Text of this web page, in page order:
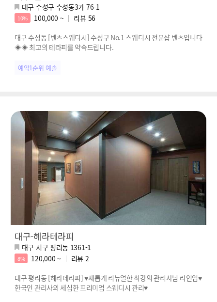
대구 수성구 수성동3가 76-1
10% 100,000 ~ 리뷰 56
대구 수성동 [벤츠스웨디시] 수성구 No.1 스웨디시 전문샵 벤츠입니다
◈◈ 최고의 테라피를 약속드립니다.
예약1순위 예솔
대구-헤라테라피
대구 서구 평리동 1361-1
8% 120,000 ~ 리뷰 2
대구 평리동 [헤라테라피] ♥새롭게 리뉴얼한 최강의 관리사님 라인업♥
한국인 관리사의 세심한 프리미엄 스웨디시 관리♥